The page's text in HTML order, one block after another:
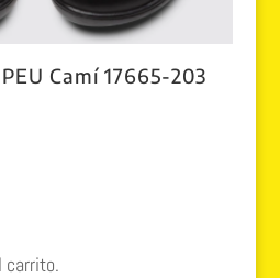
Camí 17665-203
carrito.